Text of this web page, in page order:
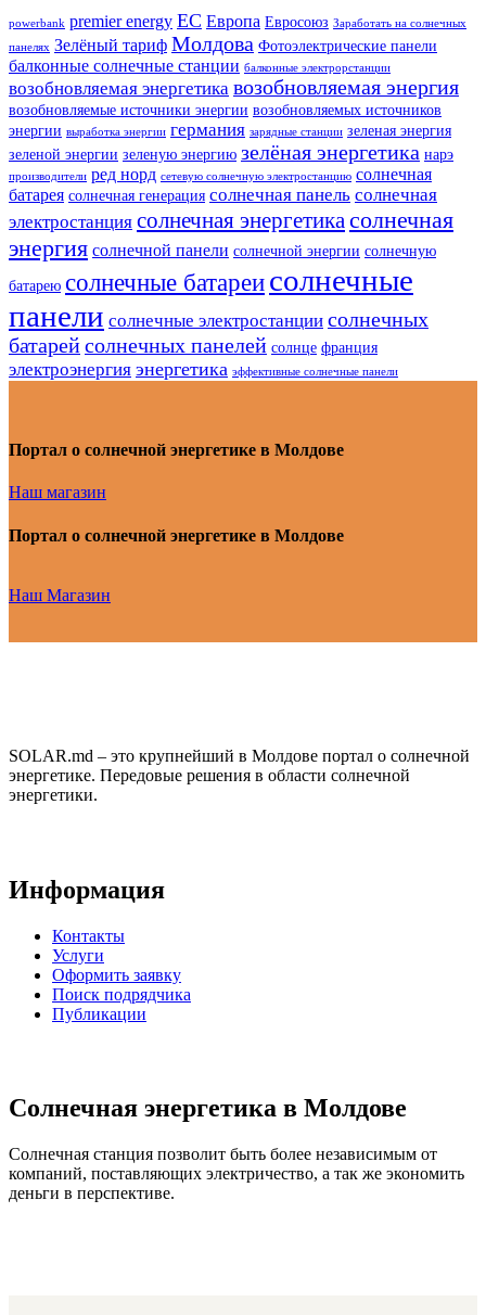
powerbank premier energy ЕС Европа Евросоюз Заработать на солнечных
панелях Зелёный тариф Молдова Фотоэлектрические панели
балконные солнечные станции балконные электрорстанции
возобновляемая энергетика возобновляемая энергия
возобновляемые источники энергии возобновляемых источников
энергии выработка энергии германия зарядные станции зеленая энергия
зеленой энергии зеленую энергию зелёная энергетика нарэ
производители ред норд сетевую солнечную электростанцию солнечная
батарея солнечная генерация солнечная панель солнечная
электростанция солнечная энергетикасолнечная
энергия солнечной панели солнечной энергии солнечную
батарею солнечные батареисолнечные
панели солнечные электростанции солнечных
батарейсолнечных панелей солнце франция
электроэнергия энергетика эффективные солнечные панели
Портал о солнечной энергетике в Молдове
Наш магазин
Портал о солнечной энергетике в Молдове
Наш Магазин
SOLAR.md – это крупнейший в Молдове портал о солнечной
энергетике. Передовые решения в области солнечной
энергетики.
Информация
Контакты
Услуги
Оформить заявку
Поиск подрядчика
Публикации
Солнечная энергетика в Молдове
Солнечная станция позволит быть более независимым от
компаний, поставляющих электричество, а так же экономить
деньги в перспективе.